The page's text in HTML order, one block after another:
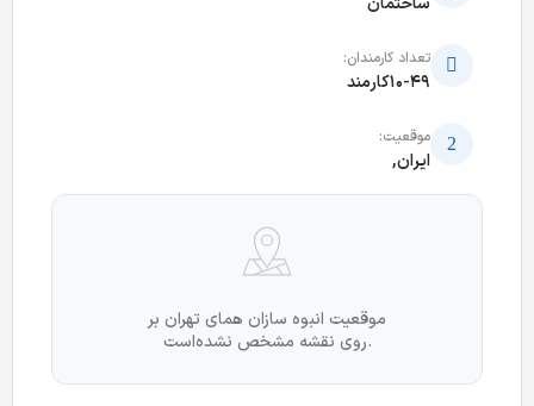
تعداد کارمندان:
10-49کارمند
موقعیت:
ایران,
موقعیت انبوه سازان همای تهران بر
روی نقشه مشخص نشده‌است.